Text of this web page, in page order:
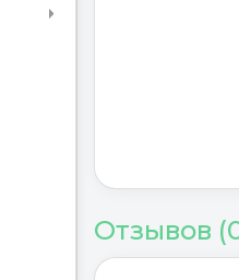
Отзывов